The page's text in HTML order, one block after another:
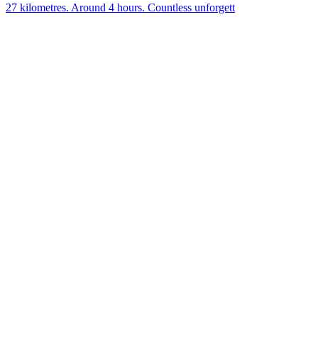
27 kilometres. Around 4 hours. Countless unforgett